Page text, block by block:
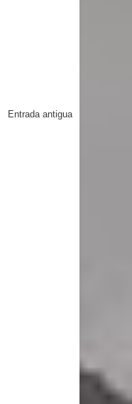
Entrada antigua